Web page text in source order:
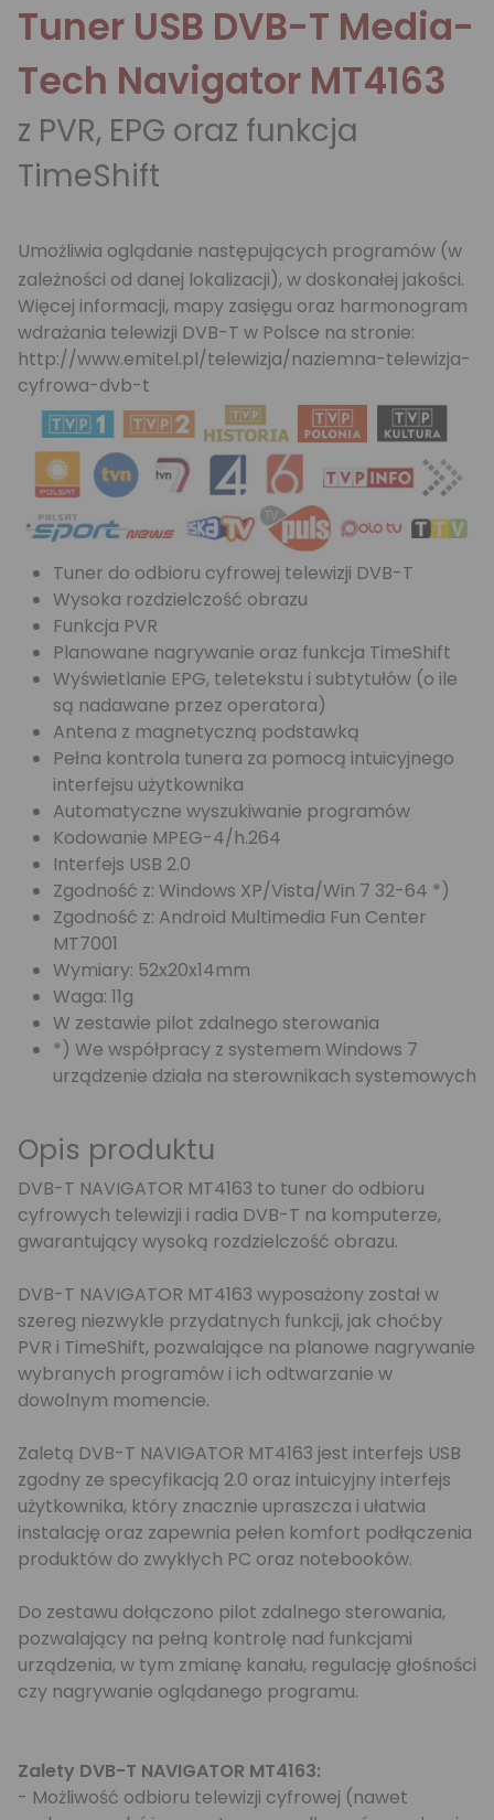
Tuner USB DVB-T Media-
Tech Navigator MT4163
z PVR, EPG oraz funkcja
TimeShift
Umożliwia oglądanie następujących programów (w
zależności od danej lokalizacji), w doskonałej jakości.
Więcej informacji, mapy zasięgu oraz harmonogram
wdrażania telewizji DVB-T w Polsce na stronie:
http://www.emitel.pl/telewizja/naziemna-telewizja-
cyfrowa-dvb-t
Tuner do odbioru cyfrowej telewizji DVB-T
Wysoka rozdzielczość obrazu
Funkcja PVR
Planowane nagrywanie oraz funkcja TimeShift
Wyświetlanie EPG, teletekstu i subtytułów (o ile
są nadawane przez operatora)
Antena z magnetyczną podstawką
Pełna kontrola tunera za pomocą intuicyjnego
interfejsu użytkownika
Automatyczne wyszukiwanie programów
Kodowanie MPEG-4/h.264
Interfejs USB 2.0
Zgodność z: Windows XP/Vista/Win 7 32-64 *)
Zgodność z: Android Multimedia Fun Center
MT7001
Wymiary: 52x20x14mm
Waga: 11g
W zestawie pilot zdalnego sterowania
*) We współpracy z systemem Windows 7
urządzenie działa na sterownikach systemowych
Opis produktu
DVB-T NAVIGATOR MT4163 to tuner do odbioru
cyfrowych telewizji i radia DVB-T na komputerze,
gwarantujący wysoką rozdzielczość obrazu.
DVB-T NAVIGATOR MT4163 wyposażony został w
szereg niezwykle przydatnych funkcji, jak choćby
PVR i TimeShift, pozwalające na planowe nagrywanie
wybranych programów i ich odtwarzanie w
dowolnym momencie.
Zaletą DVB-T NAVIGATOR MT4163 jest interfejs USB
zgodny ze specyfikacją 2.0 oraz intuicyjny interfejs
użytkownika, który znacznie upraszcza i ułatwia
instalację oraz zapewnia pełen komfort podłączenia
produktów do zwykłych PC oraz notebooków.
Do zestawu dołączono pilot zdalnego sterowania,
pozwalający na pełną kontrolę nad funkcjami
urządzenia, w tym zmianę kanału, regulację głośności
czy nagrywanie oglądanego programu.
Zalety DVB-T NAVIGATOR MT4163:
- Możliwość odbioru telewizji cyfrowej (nawet